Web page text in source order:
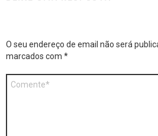
O seu endereço de email não será
marcados com *